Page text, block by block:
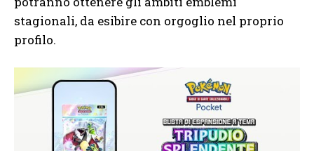
stagionali, da esibire con orgoglio nel proprio
profilo.